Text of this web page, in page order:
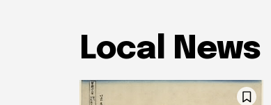
Local News